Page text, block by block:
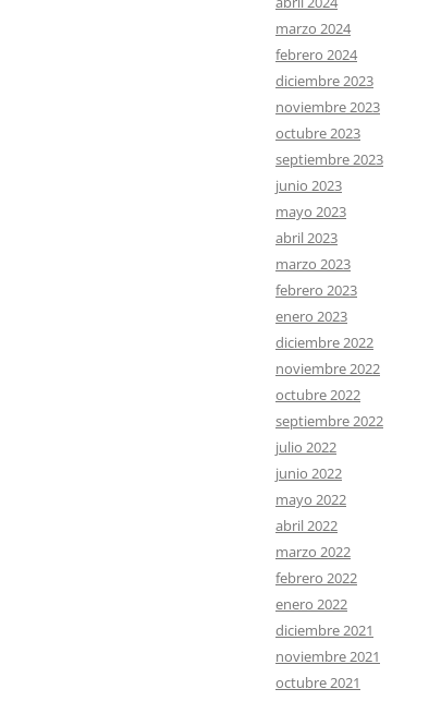
marzo 2024
febrero 2024
diciembre 2023
noviembre 2023
octubre 2023
septiembre 2023
junio 2023
mayo 2023
abril 2023
marzo 2023
febrero 2023
enero 2023
diciembre 2022
noviembre 2022
octubre 2022
septiembre 2022
julio 2022
junio 2022
mayo 2022
abril 2022
marzo 2022
febrero 2022
enero 2022
diciembre 2021
noviembre 2021
octubre 2021